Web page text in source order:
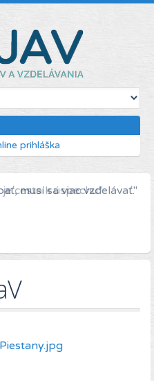
prihláška
musí sa viac vzdelávať."